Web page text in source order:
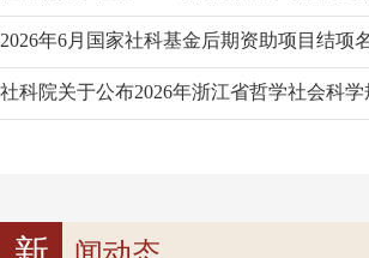
2026年6月国家社科基金后期资助项目结项
社科院关于公布2026年浙江省哲学社会科